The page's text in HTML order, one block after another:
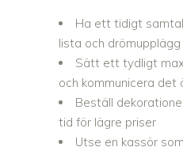
Ha ett tidigt
lista och drömupplägg
Sätt ett tydligt
och kommunicera det
Beställ
tid för lägre priser
Utse en kassör